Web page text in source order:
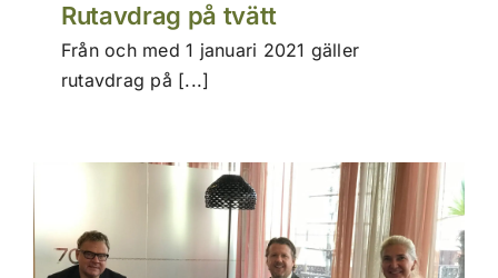
Om
Priser
Rutavdrag på tvätt
Från och med 1 januari 2021 gäller
rutavdrag på [...]